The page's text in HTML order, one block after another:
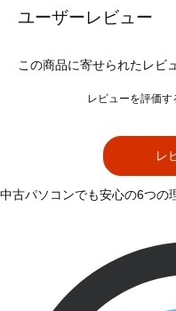
ユーザーレビュー
この商品に寄せられたレビ
レビューを評価す
レ
中古パソコンでも安心の6つの